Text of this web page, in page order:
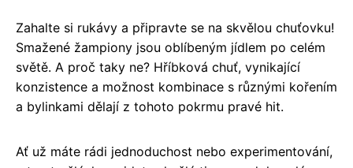
Zahalte si rukávy a připravte se na skvělou chuťovku!
Smažené žampiony jsou oblíbeným jídlem po celém
světě. A proč taky ne? Hříbková chuť, vynikající
konzistence a možnost kombinace s různými kořením
a bylinkami dělají z tohoto pokrmu pravé hit.
Ať už máte rádi jednoduchost nebo experimentování,